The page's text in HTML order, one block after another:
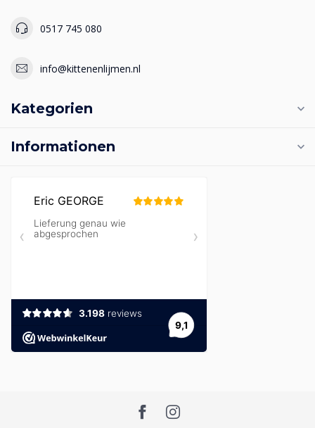
0517 745 080
info@kittenenlijmen.nl
Kategorien
Informationen